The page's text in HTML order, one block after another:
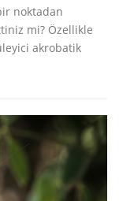
noktadan
mi? Özellikle
akrobatik